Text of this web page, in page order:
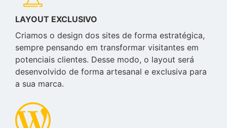
LAYOUT EXCLUSIVO
Criamos o design dos sites de forma estratégica,
sempre pensando em transformar visitantes em
potenciais clientes. Desse modo, o layout será
desenvolvido de forma artesanal e exclusiva para
a sua marca.